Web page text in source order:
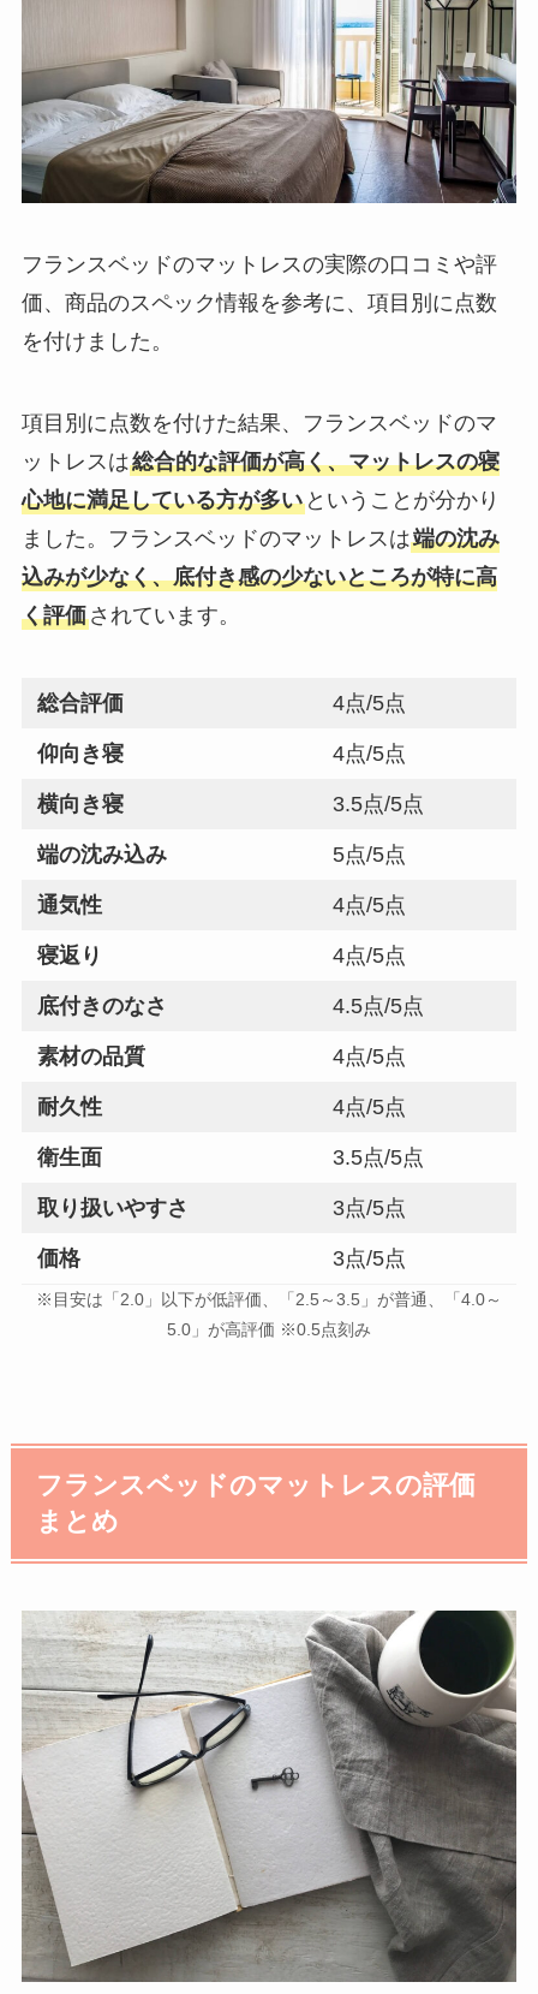
フランスベッドのマットレスの実際の口コミや評
価、商品のスペック情報を参考に、項目別に点数
を付けました。
項目別に点数を付けた結果、フランスベッドのマ
ットレスは総合的な評価が高く、マットレスの寝
心地に満足している方が多いということが分かり
ました。フランスベッドのマットレスは端の沈み
込みが少なく、底付き感の少ないところが特に高
く評価されています。
総合評価 4点/5点
仰向き寝 4点/5点
横向き寝 3.5点/5点
端の沈み込み 5点/5点
通気性 4点/5点
寝返り 4点/5点
底付きのなさ 4.5点/5点
素材の品質 4点/5点
耐久性 4点/5点
衛生面 3.5点/5点
取り扱いやすさ 3点/5点
価格 3点/5点
※目安は「2.0」以下が低評価、「2.5～3.5」が普通、「4.0～
5.0」が高評価 ※0.5点刻み
フランスベッドのマットレスの評価
まとめ